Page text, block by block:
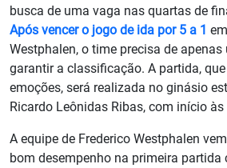
busca de uma vaga nas quartas de
Após vencer o jogo de ida por 5 a 1
Westphalen, o time precisa de
garantir a classificação. A partida,
emoções, será realizada no ginásio
Ricardo Leônidas Ribas, com início às
A equipe de Frederico Westphalen
bom desempenho na primeira partida